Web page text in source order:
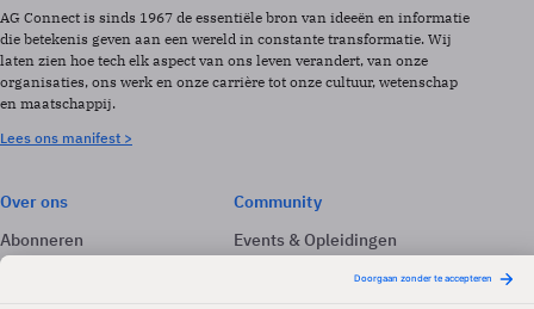
AG Connect is sinds 1967 de essentiële bron van ideeën en informatie
die betekenis geven aan een wereld in constante transformatie. Wij
laten zien hoe tech elk aspect van ons leven verandert, van onze
organisaties, ons werk en onze carrière tot onze cultuur, wetenschap
en maatschappij.
Lees ons manifest >
Over ons
Abonneren
Adverteren
Community
Events & Opleidingen